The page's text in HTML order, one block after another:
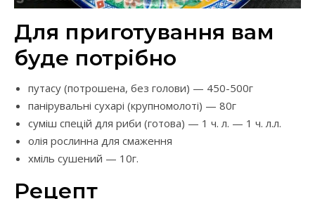
Для приготування вам
буде потрібно
путасу (потрошена, без голови) — 450-500г
панірувальні сухарі (крупномолоті) — 80г
суміш спецій для риби (готова) — 1 ч. л. — 1 ч. л.л.
олія рослинна для смаження
хміль сушений — 10г.
Рецепт